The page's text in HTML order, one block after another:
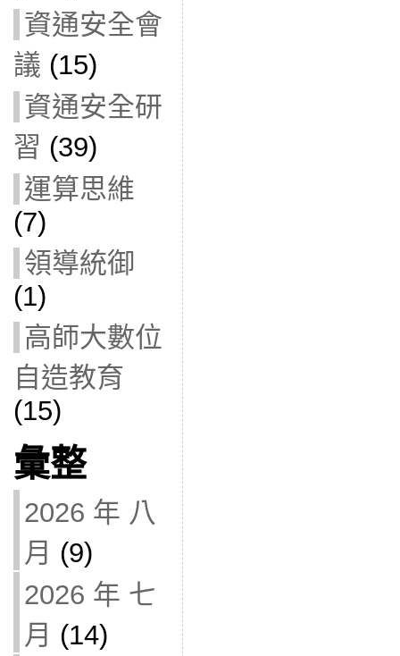
資通安全會
議 (15)
資通安全研
習 (39)
運算思維
(7)
領導統御
(1)
高師大數位
自造教育
(15)
彙整
2026 年 八
月 (9)
2026 年 七
月 (14)